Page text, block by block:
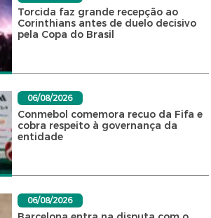
Torcida faz grande recepção ao
Corinthians antes de duelo decisivo
pela Copa do Brasil
06/08/2026
Conmebol comemora recuo da Fifa e
cobra respeito à governança da
entidade
06/08/2026